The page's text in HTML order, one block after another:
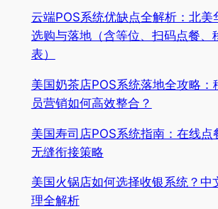
云端POS系统优缺点全解析：北美
选购与落地（含等位、扫码点餐、
表）
美国奶茶店POS系统落地全攻略：
员营销如何高效整合？
美国寿司店POS系统指南：在线点
无缝衔接策略
美国火锅店如何选择收银系统？中
理全解析